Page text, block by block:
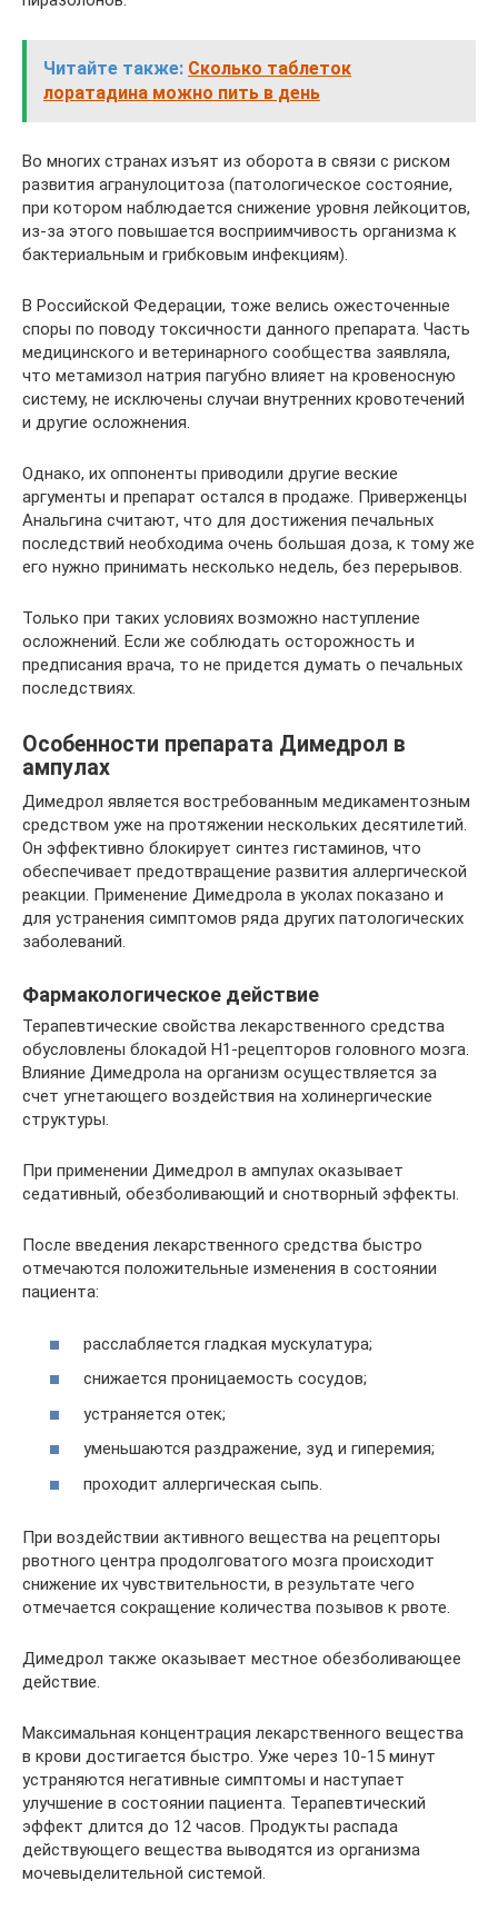
Читайте также: Сколько таблеток
лоратадина можно пить в день
Во многих странах изъят из оборота в связи с риском
развития агранулоцитоза (патологическое состояние,
при котором наблюдается снижение уровня лейкоцитов,
из-за этого повышается восприимчивость организма к
бактериальным и грибковым инфекциям).
В Российской Федерации, тоже велись ожесточенные
споры по поводу токсичности данного препарата. Часть
медицинского и ветеринарного сообщества заявляла,
что метамизол натрия пагубно влияет на кровеносную
систему, не исключены случаи внутренних кровотечений
и другие осложнения.
Однако, их оппоненты приводили другие веские
аргументы и препарат остался в продаже. Приверженцы
Анальгина считают, что для достижения печальных
последствий необходима очень большая доза, к тому же
его нужно принимать несколько недель, без перерывов.
Только при таких условиях возможно наступление
осложнений. Если же соблюдать осторожность и
предписания врача, то не придется думать о печальных
последствиях.
Особенности препарата Димедрол в
ампулах
Димедрол является востребованным медикаментозным
средством уже на протяжении нескольких десятилетий.
Он эффективно блокирует синтез гистаминов, что
обеспечивает предотвращение развития аллергической
реакции. Применение Димедрола в уколах показано и
для устранения симптомов ряда других патологических
заболеваний.
Фармакологическое действие
Терапевтические свойства лекарственного средства
обусловлены блокадой H1-рецепторов головного мозга.
Влияние Димедрола на организм осуществляется за
счет угнетающего воздействия на холинергические
структуры.
При применении Димедрол в ампулах оказывает
седативный, обезболивающий и снотворный эффекты.
После введения лекарственного средства быстро
отмечаются положительные изменения в состоянии
пациента:
расслабляется гладкая мускулатура;
снижается проницаемость сосудов;
устраняется отек;
уменьшаются раздражение, зуд и гиперемия;
проходит аллергическая сыпь.
При воздействии активного вещества на рецепторы
рвотного центра продолговатого мозга происходит
снижение их чувствительности, в результате чего
отмечается сокращение количества позывов к рвоте.
Димедрол также оказывает местное обезболивающее
действие.
Максимальная концентрация лекарственного вещества
в крови достигается быстро. Уже через 10-15 минут
устраняются негативные симптомы и наступает
улучшение в состоянии пациента. Терапевтический
эффект длится до 12 часов. Продукты распада
действующего вещества выводятся из организма
мочевыделительной системой.